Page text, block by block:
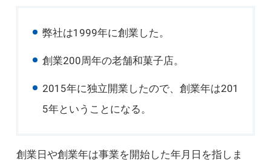
弊社は1999年に創業した。
創業200周年の老舗和菓子店。
2015年に独立開業したので、創業年は201
5年ということになる。
創業日や創業年は事業を開始した年月日を指しま